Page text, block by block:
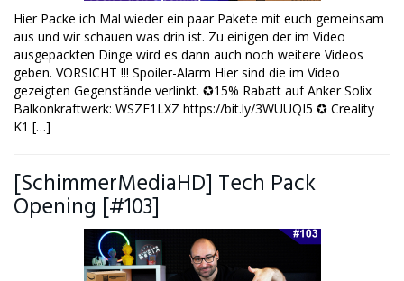
Hier Packe ich Mal wieder ein paar Pakete mit euch gemeinsam
aus und wir schauen was drin ist. Zu einigen der im Video
ausgepackten Dinge wird es dann auch noch weitere Videos
geben. VORSICHT !!! Spoiler-Alarm Hier sind die im Video
gezeigten Gegenstände verlinkt. ✪15% Rabatt auf Anker Solix
Balkonkraftwerk: WSZF1LXZ https://bit.ly/3WUUQI5 ✪ Creality
K1 […]
[SchimmerMediaHD] Tech Pack
Opening [#103]